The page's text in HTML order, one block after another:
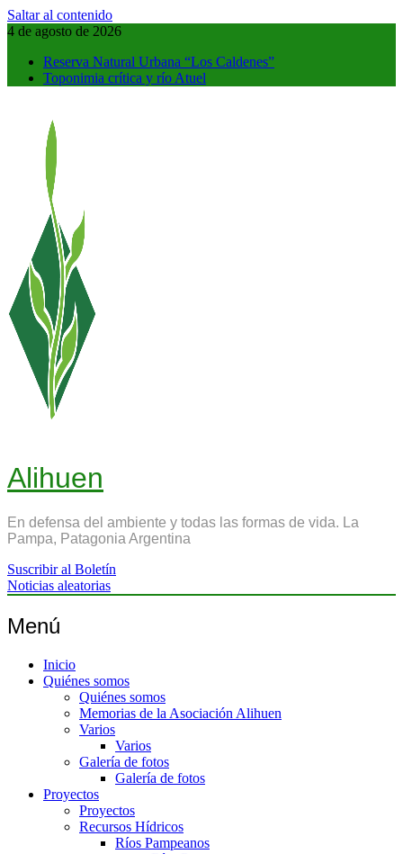
Saltar al contenido
4 de agosto de 2026
Reserva Natural Urbana “Los Caldenes”
Toponimia crítica y río Atuel
Alihuen
En defensa del ambiente y todas las formas de vida. La
Pampa, Patagonia Argentina
Suscribir al Boletín
Noticias aleatorias
Menú
Inicio
Quiénes somos
Quiénes somos
Memorias de la Asociación Alihuen
Varios
Varios
Galería de fotos
Galería de fotos
Proyectos
Proyectos
Recursos Hídricos
Ríos Pampeanos